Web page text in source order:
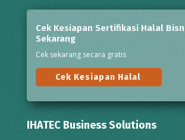
Cek Kesiapan Sertifikasi Halal
Sekarang
Cek sekarang secara gratis
Cek Kesiapan Halal
IHATEC Business Solutions